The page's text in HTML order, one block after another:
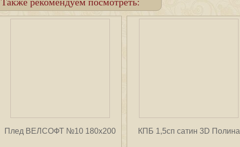
Плед ВЕЛСОФТ №10 180х200 КПБ 1,5сп сатин 3D Полина